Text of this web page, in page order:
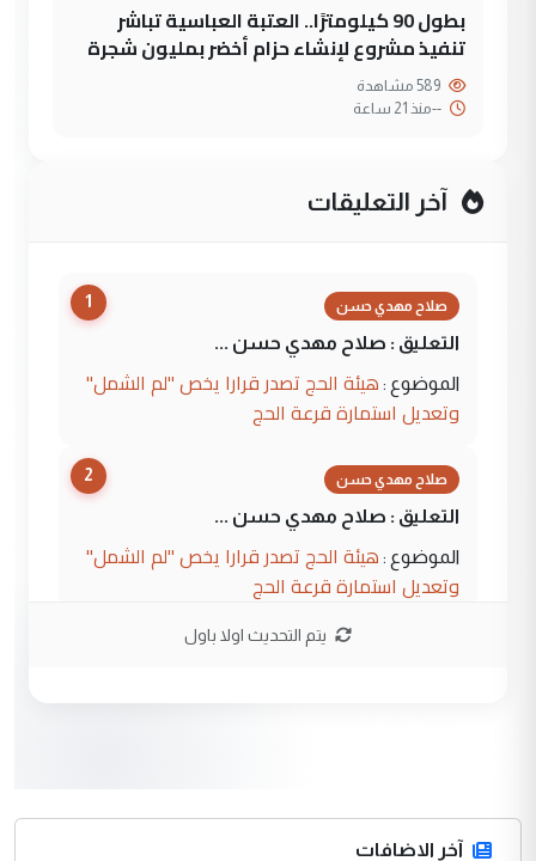
بطول 90 كيلومترًا.. العتبة العباسية تباشر
تنفيذ مشروع لإنشاء حزام أخضر بمليون شجرة
--منذ 21 ساعة
آخر التعليقات
1 صلاح مهدي حسن
التعليق : صلاح مهدي حسن ...
الموضوع : هيئة الحج تصدر قرارا يخص "لم الشمل"
وتعديل استمارة قرعة الحج
2 صلاح مهدي حسن
التعليق : صلاح مهدي حسن ...
الموضوع : هيئة الحج تصدر قرارا يخص "لم الشمل"
وتعديل استمارة قرعة الحج
المشترك لا تستهدف أية دولة ومفتوحة لانضمام
الدول الشقيقة
يتم التحديث اولا باول
آخر الاضافات